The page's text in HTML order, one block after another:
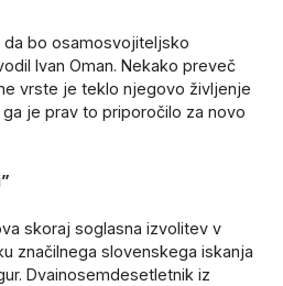
da bo osamosvojiteljsko
Ivan Oman. Nekako preveč
vrste je teklo njegovo življenje
je prav to priporočilo za novo
skoraj soglasna izvolitev v
značilnega slovenskega iskanja
Dvainosemdesetletnik iz